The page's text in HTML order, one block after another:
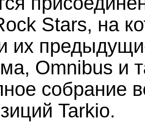
Stars, на
их
Omnibus и
собрание
Tarkio.